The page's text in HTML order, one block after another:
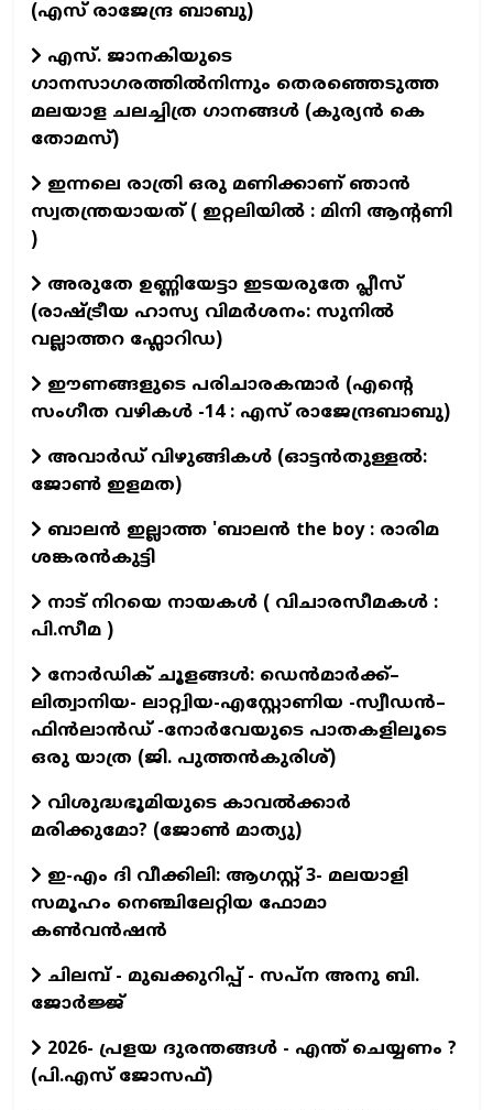
(എസ് രാജേന്ദ്ര ബാബു)
എസ്. ജാനകിയുടെ
ഗാനസാഗരത്തിൽനിന്നും തെരഞ്ഞെടുത്ത
മലയാള ചലച്ചിത്ര ഗാനങ്ങൾ (കുര്യൻ കെ
തോമസ്)
ഇന്നലെ രാത്രി ഒരു മണിക്കാണ് ഞാൻ
സ്വതന്ത്രയായത് ( ഇറ്റലിയിൽ : മിനി ആന്റണി
)
അരുതേ ഉണ്ണിയേട്ടാ ഇടയരുതേ പ്ലീസ്
(രാഷ്ട്രീയ ഹാസ്യ വിമർശനം: സുനിൽ
വല്ലാത്തറ ഫ്ലോറിഡ)
ഈണങ്ങളുടെ പരിചാരകന്മാര്‍ (എന്‍റെ
സംഗീത വഴികള്‍ -14 : എസ് രാജേന്ദ്രബാബു)
അവാർഡ് വിഴുങ്ങികൾ (ഓട്ടൻതുള്ളൽ:
ജോൺ ഇളമത)
ബാലൻ ഇല്ലാത്ത 'ബാലൻ the boy : രാരിമ
ശങ്കരൻകുട്ടി
നാട് നിറയെ നായകൾ ( വിചാരസീമകൾ :
പി.സീമ )
നോർഡിക് ചൂളങ്ങൾ: ഡെൻമാർക്ക്–
ലിത്വാനിയ- ലാറ്റ്വിയ-എസ്റ്റോണിയ -സ്വീഡൻ–
ഫിൻലാൻഡ് -നോർവേയുടെ പാതകളിലൂടെ
ഒരു യാത്ര (ജി. പുത്തൻകുരിശ്)
വിശുദ്ധഭൂമിയുടെ കാവല്‍ക്കാര്‍
മരിക്കുമോ? (ജോണ്‍ മാത്യു)
ഇ-എം ദി വീക്കിലി: ആഗസ്റ്റ് 3- മലയാളി
സമൂഹം നെഞ്ചിലേറ്റിയ ഫോമാ
കൺവൻഷൻ
ചിലമ്പ് - മുഖക്കുറിപ്പ് - സപ്ന അനു ബി.
ജോർജ്ജ്
2026- പ്രളയ ദുരന്തങ്ങള്‍ - എന്ത് ചെയ്യണം ?
(പി.എസ് ജോസഫ്‌)